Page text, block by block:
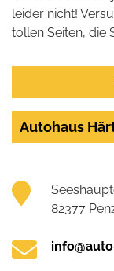
leider nicht!
tollen Seiten, die
Autohaus
82377